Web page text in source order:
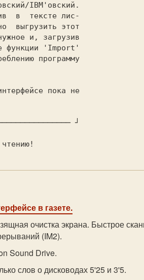
IBM'овский.
в  тексте лис-
выгрузить этот
и, загрузив
функции 'Import'
программу
┘
к чтению!
в газете.
очистка экрана. Быстрое
(IM2).
Sound Drive.
слов о дисководах 5'25 и 3'5.